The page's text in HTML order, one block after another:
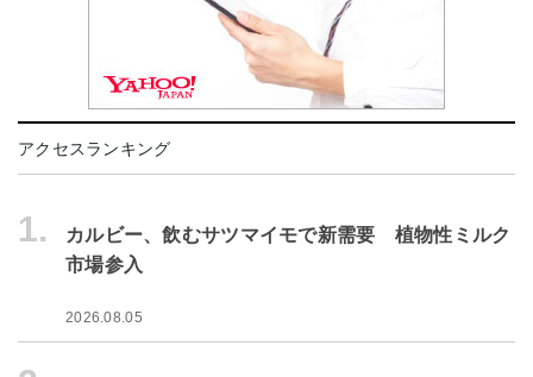
アクセスランキング
1.
カルビー、飲むサツマイモで新需要 植物性ミルク
市場参入
2026.08.05